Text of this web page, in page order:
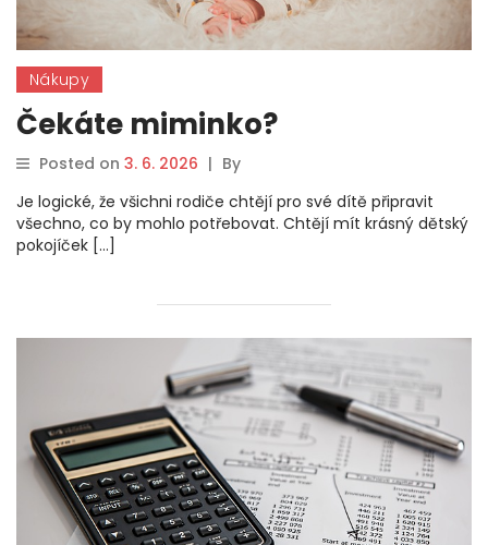
Nákupy
Čekáte miminko?
Posted on 3. 6. 2026 | By
Je logické, že všichni rodiče chtějí pro své dítě připravit
všechno, co by mohlo potřebovat. Chtějí mít krásný dětský
pokojíček […]